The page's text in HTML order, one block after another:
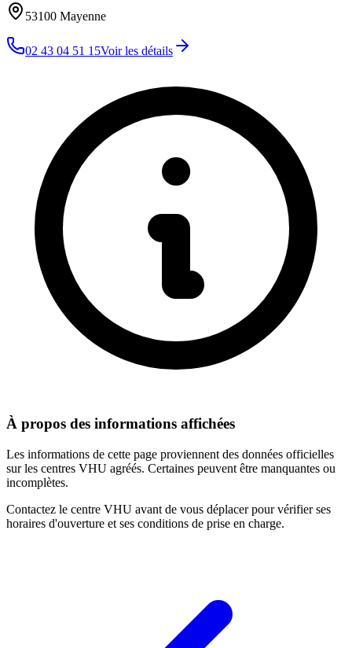
53100 Mayenne
02 43 04 51 15Voir les détails
À propos des informations affichées
Les informations de cette page proviennent des données officielles
sur les centres VHU agréés. Certaines peuvent être manquantes ou
incomplètes.
Contactez le centre VHU avant de vous déplacer pour vérifier ses
horaires d'ouverture et ses conditions de prise en charge.